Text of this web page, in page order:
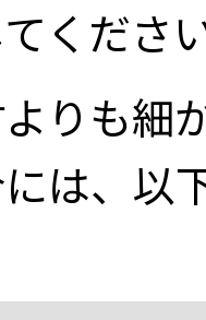
くださ
りも細
は、以